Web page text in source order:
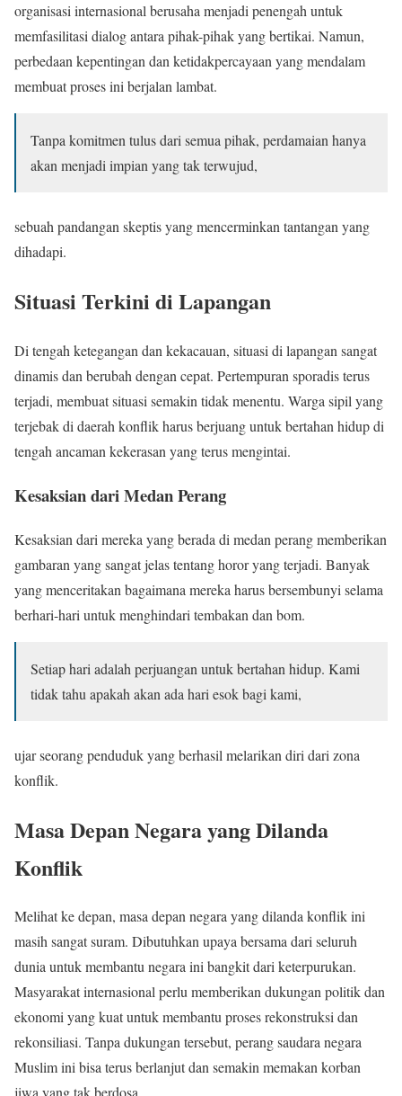
organisasi internasional berusaha menjadi penengah untuk
memfasilitasi dialog antara pihak-pihak yang bertikai. Namun,
perbedaan kepentingan dan ketidakpercayaan yang mendalam
membuat proses ini berjalan lambat.
Tanpa komitmen tulus dari semua pihak, perdamaian hanya
akan menjadi impian yang tak terwujud,
sebuah pandangan skeptis yang mencerminkan tantangan yang
dihadapi.
Situasi Terkini di Lapangan
Di tengah ketegangan dan kekacauan, situasi di lapangan sangat
dinamis dan berubah dengan cepat. Pertempuran sporadis terus
terjadi, membuat situasi semakin tidak menentu. Warga sipil yang
terjebak di daerah konflik harus berjuang untuk bertahan hidup di
tengah ancaman kekerasan yang terus mengintai.
Kesaksian dari Medan Perang
Kesaksian dari mereka yang berada di medan perang memberikan
gambaran yang sangat jelas tentang horor yang terjadi. Banyak
yang menceritakan bagaimana mereka harus bersembunyi selama
berhari-hari untuk menghindari tembakan dan bom.
Setiap hari adalah perjuangan untuk bertahan hidup. Kami
tidak tahu apakah akan ada hari esok bagi kami,
ujar seorang penduduk yang berhasil melarikan diri dari zona
konflik.
Masa Depan Negara yang Dilanda
Konflik
Melihat ke depan, masa depan negara yang dilanda konflik ini
masih sangat suram. Dibutuhkan upaya bersama dari seluruh
dunia untuk membantu negara ini bangkit dari keterpurukan.
Masyarakat internasional perlu memberikan dukungan politik dan
ekonomi yang kuat untuk membantu proses rekonstruksi dan
rekonsiliasi. Tanpa dukungan tersebut, perang saudara negara
Muslim ini bisa terus berlanjut dan semakin memakan korban